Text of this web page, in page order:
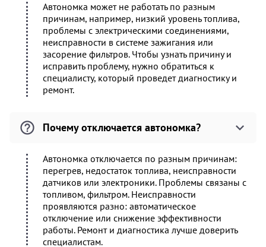
Автономка может не работать по разным
причинам, например, низкий уровень топлива,
проблемы с электрическими соединениями,
неисправности в системе зажигания или
засорение фильтров. Чтобы узнать причину и
исправить проблему, нужно обратиться к
специалисту, который проведет диагностику и
ремонт.
Почему отключается автономка?
Автономка отключается по разным причинам:
перегрев, недостаток топлива, неисправности
датчиков или электроники. Проблемы связаны с
топливом, фильтром. Неисправности
проявляются разно: автоматическое
отключение или снижение эффективности
работы. Ремонт и диагностика лучше доверить
специалистам.